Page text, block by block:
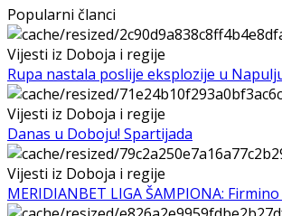
Popularni članci
Vijesti iz Doboja i regije
Rupa nastala poslije eksplozije u
Vijesti iz Doboja i regije
Danas u Doboju! Spartijada
Vijesti iz Doboja i regije
MERIDIANBET LIGA ŠAMPIONA: